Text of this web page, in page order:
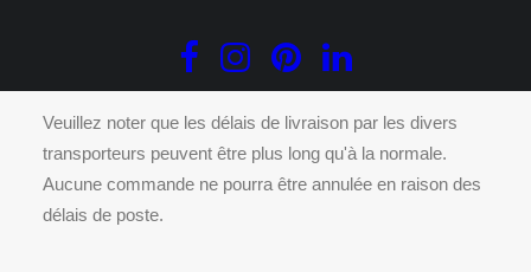
DÉLAIS DE LIVRAISON
Veuillez noter que les délais de livraison par les divers
transporteurs peuvent être plus long qu'à la normale.
Aucune commande ne pourra être annulée en raison des
délais de poste.